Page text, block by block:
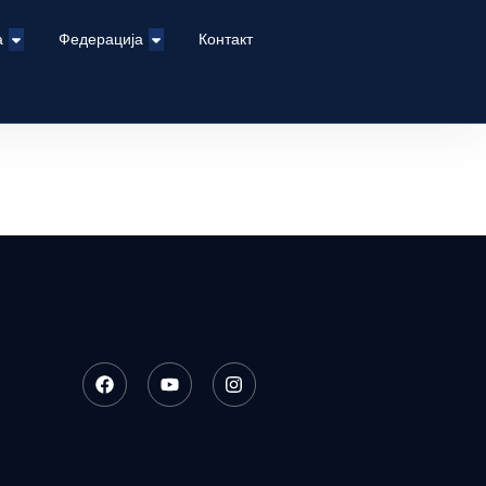
Федерација Контакт